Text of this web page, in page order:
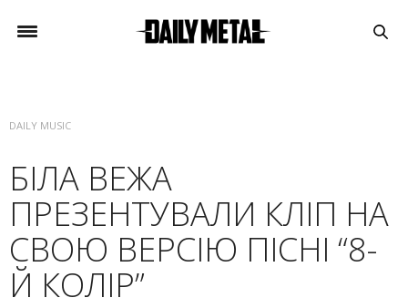
DAILY MUSIC
БІЛА ВЕЖА
ПРЕЗЕНТУВАЛИ КЛІП НА
СВОЮ ВЕРСІЮ ПІСНІ “8-
Й КОЛІР”